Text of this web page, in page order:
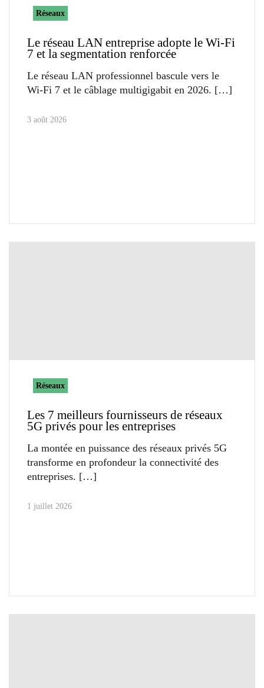
Réseaux
Le réseau LAN entreprise adopte le Wi-Fi
7 et la segmentation renforcée
Le réseau LAN professionnel bascule vers le
Wi-Fi 7 et le câblage multigigabit en 2026.
3 août 2026
Réseaux
Les 7 meilleurs fournisseurs de réseaux
5G privés pour les entreprises
La montée en puissance des réseaux privés 5G
transforme en profondeur la connectivité des
entreprises.
1 juillet 2026